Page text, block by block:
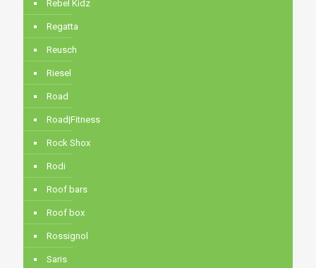
Rebel Kidz
Regatta
Reusch
Riesel
Road
Road|Fitness
Rock Shox
Rodi
Roof bars
Roof box
Rossignol
Saris